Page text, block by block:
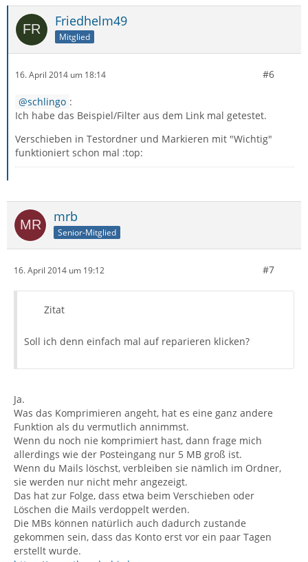
Friedhelm49
Mitglied
16. April 2014 um 18:14 #6
schlingo :
Ich habe das Beispiel/Filter aus dem Link mal getestet.
Verschieben in Testordner und Markieren mit "Wichtig"
funktioniert schon mal :top:
mrb
Senior-Mitglied
16. April 2014 um 19:12 #7
Zitat
Soll ich denn einfach mal auf reparieren klicken?
Ja.
Was das Komprimieren angeht, hat es eine ganz andere
Funktion als du vermutlich annimmst.
Wenn du noch nie komprimiert hast, dann frage mich
allerdings wie der Posteingang nur 5 MB groß ist.
Wenn du Mails löschst, verbleiben sie nämlich im Ordner,
sie werden nur nicht mehr angezeigt.
Das hat zur Folge, dass etwa beim Verschieben oder
Löschen die Mails verdoppelt werden.
Die MBs können natürlich auch dadurch zustande
gekommen sein, dass das Konto erst vor ein paar Tagen
erstellt wurde.